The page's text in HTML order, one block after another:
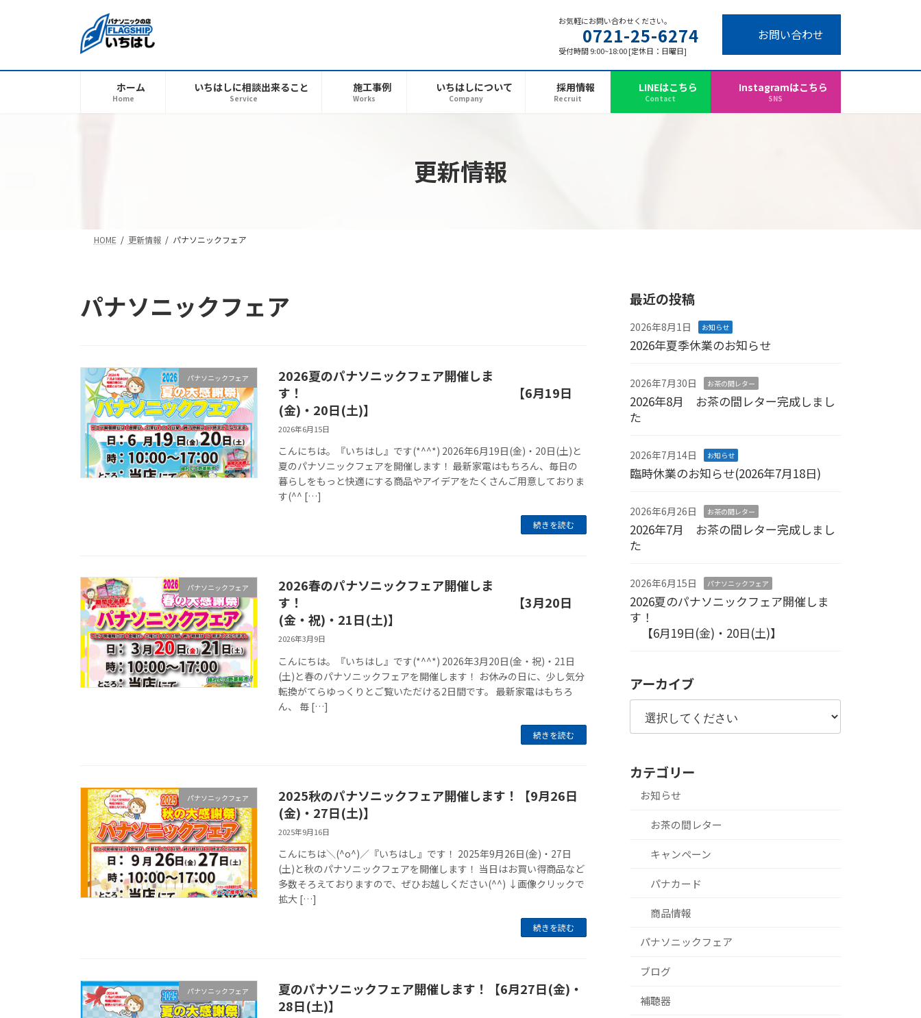
ツ
シ
お気軽にお問い合わせください。
0721-25-6274
受付時間 9:00~18:00 [定休日：日曜日]
お問い合わせ
ホーム
Home
いちはしに相談出来ること
Service
施工事例
Works
いちはしについて
Company
採用情報
Recruit
LINEはこちら
Contact
Instagramはこちら
SNS
更新情報
HOME 更新情報 パナソニックフェア
パナソニックフェア
パナソニックフェア
2026夏のパナソニックフェア開催しま
す！ 【6月19日
(金)・20日(土)】
2026年6月15日
こんにちは。『いちはし』です(*^^*) 2026年6月19日(金)・20日(土)と
夏のパナソニックフェアを開催します！ 最新家電はもちろん、毎日の
暮らしをもっと快適にする商品やアイデアをたくさんご用意しておりま
す(^^ […]
続きを読む
パナソニックフェア
2026春のパナソニックフェア開催しま
す！ 【3月20日
(金・祝)・21日(土)】
2026年3月9日
こんにちは。『いちはし』です(*^^*) 2026年3月20日(金・祝)・21日
(土)と春のパナソニックフェアを開催します！ お休みの日に、少し気分
転換がてらゆっくりとご覧いただける2日間です。 最新家電はもちろ
ん、 毎 […]
続きを読む
パナソニックフェア
2025秋のパナソニックフェア開催します！【9月26日
(金)・27日(土)】
2025年9月16日
こんにちは＼(^o^)／『いちはし』です！ 2025年9月26日(金)・27日
(土)と秋のパナソニックフェアを開催します！ 当日はお買い得商品など
多数そろえておりますので、ぜひお越しください(^^) ↓画像クリックで
拡大 […]
続きを読む
パナソニックフェア
夏のパナソニックフェア開催します！【6月27日(金)・
28日(土)】
最近の投稿
2026年8月1日 お知らせ
2026年夏季休業のお知らせ
2026年7月30日 お茶の間レター
2026年8月 お茶の間レター完成しまし
た
2026年7月14日 お知らせ
臨時休業のお知らせ(2026年7月18日)
2026年6月26日 お茶の間レター
2026年7月 お茶の間レター完成しまし
た
2026年6月15日 パナソニックフェア
2026夏のパナソニックフェア開催しま
す！
【6月19日(金)・20日(土)】
アーカイブ
カテゴリー
お知らせ
お茶の間レター
キャンペーン
パナカード
商品情報
パナソニックフェア
ブログ
補聴器